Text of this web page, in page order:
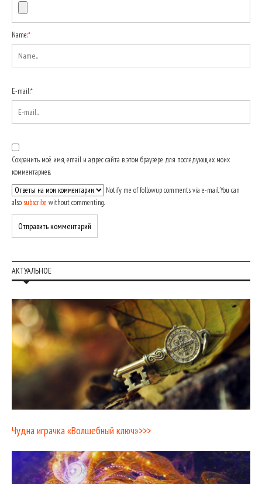
Name:*
E-mail:*
Сохранить моё имя, email и адрес сайта в этом браузере для последующих моих
комментариев.
Notify me of followup comments via e-mail. You can
also subscribe without commenting.
АКТУАЛЬНОЕ
Чудна играчка «Волшебный ключ»>>>